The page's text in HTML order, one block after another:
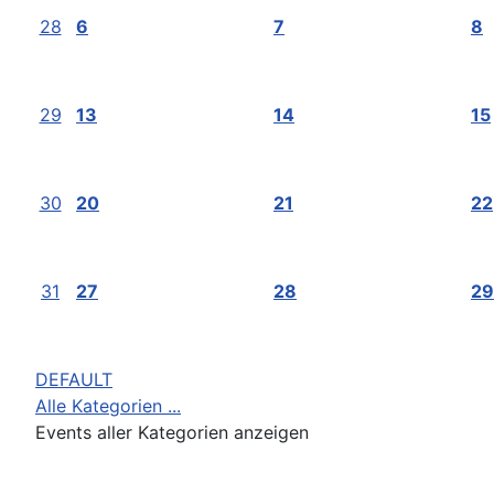
28 6 7 8
29 13 14 15
30 20 21 22
31 27 28 29
DEFAULT
Alle Kategorien ...
Events aller Kategorien anzeigen